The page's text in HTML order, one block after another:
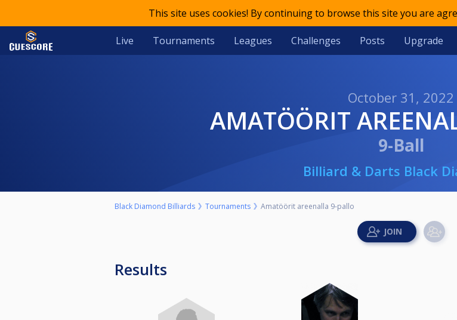
This site uses cookies! By continuing to browse this site you are
Live Tournaments Leagues Challenges Posts Upgrade
October 31, 2022
AMATÖÖRIT
9-Ball
Billiard & Darts Black
Black Diamond Billiards Tournaments Amatöörit areenalla 9-pallo
Results